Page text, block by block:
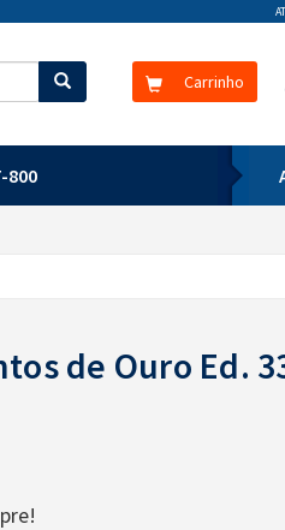
Carrinho
800
de Ouro Ed.